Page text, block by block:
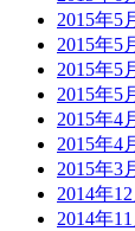
2015年
2015年5
2015年5
2015年5
2015年
2015年
2015年
2014年
2014年